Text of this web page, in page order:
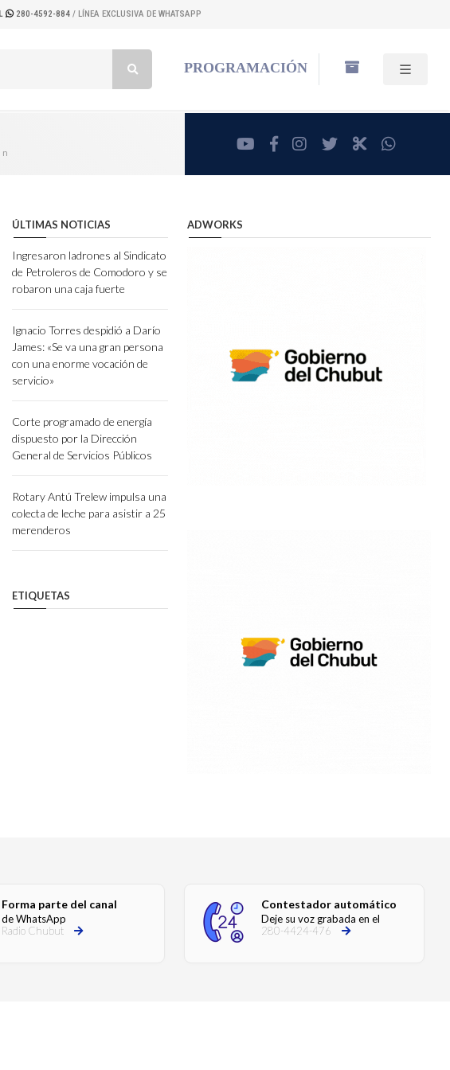
280-4592-884 / LÍNEA EXCLUSIVA DE WHATSAPP
PROGRAMACIÓN
youtubefacebookinstagram
twitterRadioCut
ÚLTIMAS NOTICIAS
Ingresaron ladrones al Sindicato
de Petroleros de Comodoro y se
robaron una caja fuerte
Ignacio Torres despidió a Darío
James: «Se va una gran persona
con una enorme vocación de
servicio»
Corte programado de energía
dispuesto por la Dirección
General de Servicios Públicos
Rotary Antú Trelew impulsa una
colecta de leche para asistir a 25
merenderos
ETIQUETAS
ADWORKS
Forma parte del canal
de WhatsApp
Radio Chubut
Contestador automático
Deje su voz grabada en el
280-4424-476